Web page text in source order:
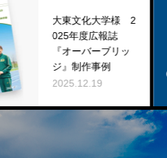
大学様 2
報誌
ブリッ
例